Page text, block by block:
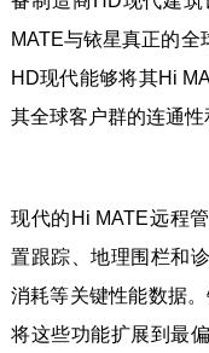
MATE与铱星真正的
HD现代能够将其Hi
其全球客户群的连通性
现代的Hi MATE远程
置跟踪、地理围栏和
消耗等关键性能数据
将这些功能扩展到最